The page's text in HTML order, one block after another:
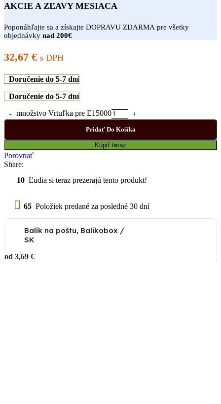
AKCIE A ZĽAVY MESIACA
Poponáhľajte sa a získajte DOPRAVU ZDARMA pre všetky
objednávky nad 200€
32,67 € s DPH
Doručenie do 5-7 dní
Doručenie do 5-7 dní
množstvo Vrtuľka pre E15000
Pridať Do Košíka
Kúpiť teraz
Porovnať
Share:
10 Ľudia si teraz prezerajú tento produkt!
65 Položiek predané za posledné 30 dní
Balík na poštu, Balikobox /
SK
od 3,69 €